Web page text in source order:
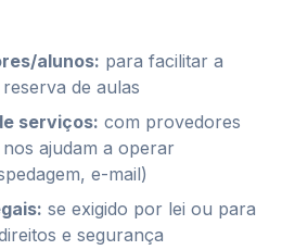
alunos: para facilitar a
de aulas
serviços: com provedores
ajudam a operar
e-mail)
: se exigido por lei ou para
e segurança